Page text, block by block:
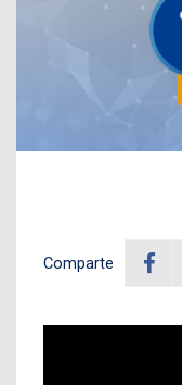
Comparte